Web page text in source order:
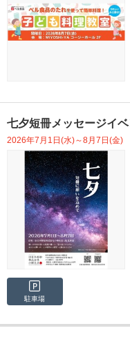
七夕短冊メッセージイベ
2026年7月1日(水)～8月7日(金)
駐車場